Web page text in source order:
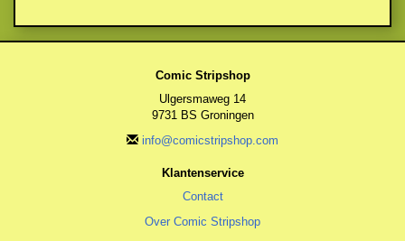
Comic Stripshop
Ulgersmaweg 14
9731 BS Groningen
info@comicstripshop.com
Klantenservice
Contact
Over Comic Stripshop